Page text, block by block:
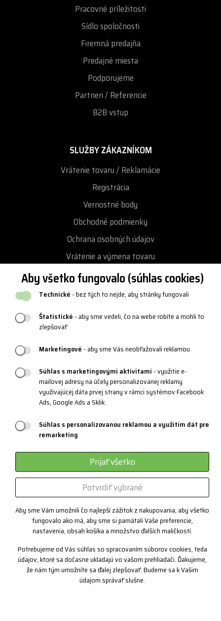
Aby všetko fungovalo (súhlas cookies)
Aby sme Vám umožnili čo najlepší zážitok z nakupovania, aby všetko
fungovalo ako má, aby sme si pamätali Vaše preferencie,
nastavenia, obsah košíka a množstvo ďalších maličkostí.
Potrebujeme od Vás súhlas so spracovaním súborov cookies, teda
údajov, ktoré sa dočasne ukladajú vo vašom prehliadači. Ďakujeme,
že nám tým umožníte sa ďalej zlepšovať. Budeme sa k Vašim
údajom správať slušne.
Technické- bez tých to nejde, aby stránky fungovali
Štatistické- aby sme vedeli, čo na webe robíte a mohli to
zlepšovať
Marketingové- aby sme Vás neobťažovali reklamou
Súhlas s marketingovými aktivitami- využitie e-
mailovej adresy na účely personalizovanej reklamy
využívajúcej dáta prvej strany v rámci systémov Facebook
Ads, Google Ads a Sklik.
Súhlas s personalizovanou reklamou a využitím dát pre
remarketing
Potvrdiť vybrané
Prijať všetko
Pracovné príležitosti
Sídlo spoločnosti
Firemná predajňa
Predajné miesta
Podporujeme
Partneri / Referencie
B2B vstup
SLUŽBY ZÁKAZNÍKOM
Vrátenie tovaru / Reklamácie
Registrácia
Vernostné body
Obchodné podmienky
Ochrana osobných údajov
Vrátenie a výmena tovaru
Reklamácie
Katalógy a logy
PRODUKTOVÁ PODPORA
Veľkostné tabuľky
Údržba oblečenia
Materiály a technológie
Certifikáty
Zákazková výroba
Kontakt
+420 382 222 221
info@progress-cz.cz